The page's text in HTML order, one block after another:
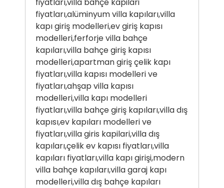
fiyatları,alüminyum villa kapıları,villa
kapı giriş modelleri,ev giriş kapısı
modelleri,ferforje villa bahçe
kapıları,villa bahçe giriş kapısı
modelleri,apartman giriş çelik kapı
fiyatları,villa kapısı modelleri ve
fiyatları,ahşap villa kapısı
modelleri,villa kapı modelleri
fiyatları,villa bahçe giriş kapıları,villa dış
kapısı,ev kapıları modelleri ve
fiyatları,villa giris kapilari,villa dış
kapıları,çelik ev kapısı fiyatları,villa
kapıları fiyatları,villa kapı girişi,modern
villa bahçe kapıları,villa garaj kapı
modelleri,villa dış bahçe kapıları